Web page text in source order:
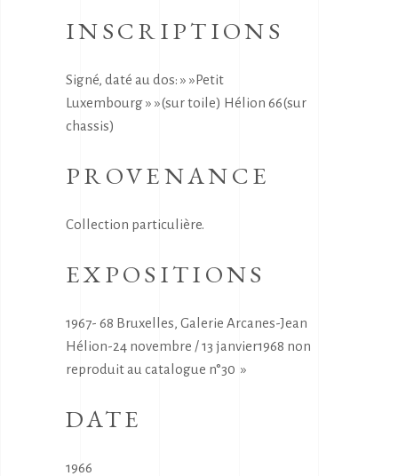
INSCRIPTIONS
Signé, daté au dos: » »Petit
Luxembourg » »(sur toile) Hélion 66(sur
chassis)
PROVENANCE
Collection particulière.
EXPOSITIONS
1967- 68 Bruxelles, Galerie Arcanes-Jean
Hélion-24 novembre / 13 janvier1968 non
reproduit au catalogue n°30 »
DATE
1966